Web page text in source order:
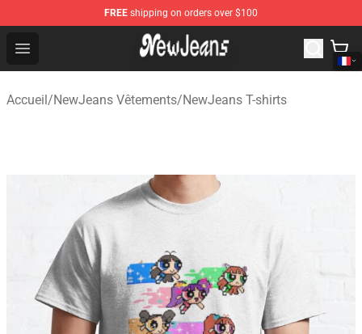
FREE shipping on orders over $100
Open menu
NewJeans Store - Official NewJeans Merchandise Shop
Accueil/NewJeans Vêtements/NewJeans T-shirts